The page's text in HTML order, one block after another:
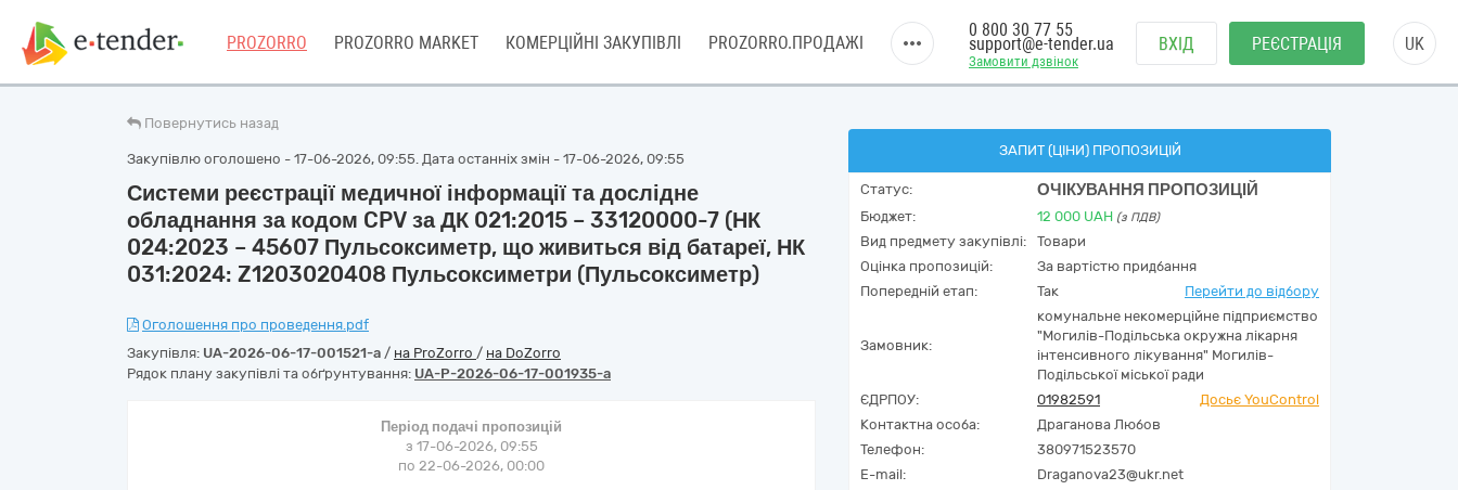
PROZORRO PROZORRO MARKET КОМЕРЦІЙНІ ЗАКУПІВЛІ PROZORRO.ПРОДАЖІ
Замовити дзвінок
0 800 30 77 55
support@e-tender.ua ВХІД РЕЄСТРАЦІЯ UK
Повернутись назад
Закупівлю оголошено - 17-06-2026, 09:55. Дата останніх змін - 17-06-2026, 09:55
Системи реєстрації медичної інформації та дослідне
обладнання за кодом CPV за ДК 021:2015 – 33120000-7 (НК
024:2023 – 45607 Пульсоксиметр, що живиться від батареї, НК
031:2024: Z1203020408 Пульсоксиметри (Пульсоксиметр)
Оголошення про проведення.pdf
Закупівля: UA-2026-06-17-001521-a / на ProZorro / на DoZorro
Рядок плану закупівлі та обґрунтування: UA-P-2026-06-17-001935-a
Період подачі пропозицій
з 17-06-2026, 09:55
по 22-06-2026, 00:00
ЗАПИТ (ЦІНИ) ПРОПОЗИЦІЙ
Статус: ОЧІКУВАННЯ ПРОПОЗИЦІЙ
Бюджет: 12 000 UAH (з ПДВ)
Вид предмету закупівлі:
Товари
Оцінка пропозицій:
За вартістю придбання
Попередній етап:
Так Перейти до відбору
Замовник:
комунальне некомерційне підприємство
"Могилів-Подільська окружна лікарня
інтенсивного лікування" Могилів-
Подільської міської ради
ЄДРПОУ:
01982591
Досьє YouControl
Контактна особа:
Драганова Любов
Телефон:
380971523570
E-mail:
Draganova23@ukr.net